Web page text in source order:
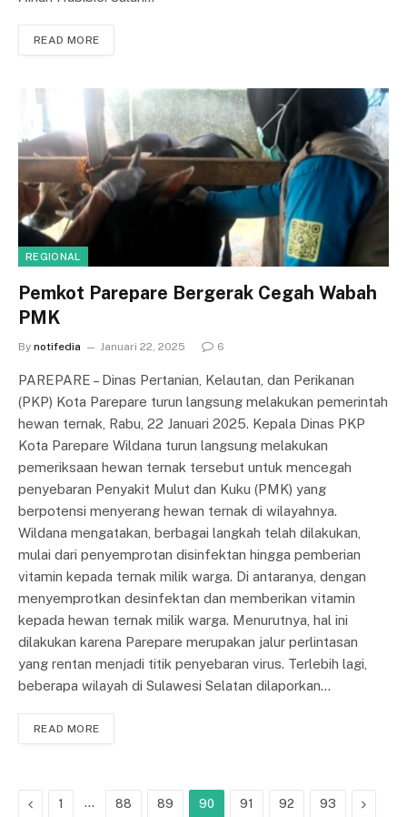
READ MORE
REGIONAL
Pemkot Parepare Bergerak Cegah Wabah
PMK
By notifedia Januari 22, 2025 6
PAREPARE – Dinas Pertanian, Kelautan, dan Perikanan
(PKP) Kota Parepare turun langsung melakukan pemerintah
hewan ternak, Rabu, 22 Januari 2025. Kepala Dinas PKP
Kota Parepare Wildana turun langsung melakukan
pemeriksaan hewan ternak tersebut untuk mencegah
penyebaran Penyakit Mulut dan Kuku (PMK) yang
berpotensi menyerang hewan ternak di wilayahnya.
Wildana mengatakan, berbagai langkah telah dilakukan,
mulai dari penyemprotan disinfektan hingga pemberian
vitamin kepada ternak milik warga. Di antaranya, dengan
menyemprotkan desinfektan dan memberikan vitamin
kepada hewan ternak milik warga. Menurutnya, hal ini
dilakukan karena Parepare merupakan jalur perlintasan
yang rentan menjadi titik penyebaran virus. Terlebih lagi,
beberapa wilayah di Sulawesi Selatan dilaporkan…
READ MORE
Previous
1 … 88 89 90 91 92 93 Next